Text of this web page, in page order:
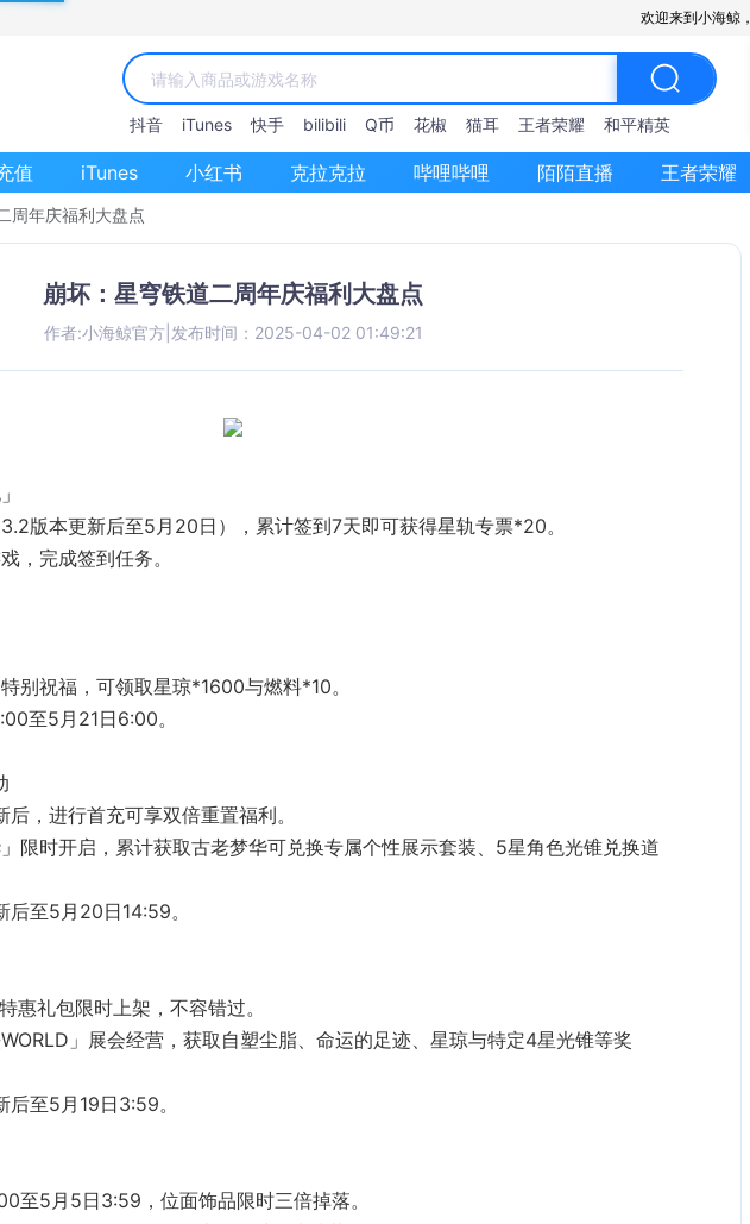
欢迎来到小海鲸，
抖音 iTunes 快手 bilibili Q币 花椒 猫耳 王者荣耀 和平精英
值 iTunes 小红书 克拉克拉 哔哩哔哩 陌陌直播 王者荣耀
周年庆福利大盘点
崩坏：星穹铁道二周年庆福利大盘点
作者:小海鲸官方| 发布时间：2025-04-02 01:49:21
星轨专票*20‌。
，完成签到任务。
星琼*1600 燃料*10‌。
至5月21日6:00。
后，进行首充可享双倍重置福利。
专属个性展示套装
5星角色光锥兑换道
后至5月20日14:59。
惠礼包限时上架，不容错过。
自塑尘脂 命运的足迹 星琼 4星光锥‌等奖
后至5月19日3:59。
至5月5日3:59，位面饰品限时三倍掉落。